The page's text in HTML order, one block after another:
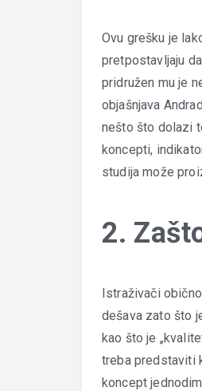
Ovu grešku je
pretpostavljaju
pridružen mu je
objašnjava
nešto što dolazi
koncepti,
studija može
2.
Istraživači
dešava zato što
kao što je
treba predstaviti
koncept